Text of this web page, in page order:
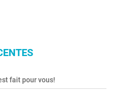
fait pour vous!